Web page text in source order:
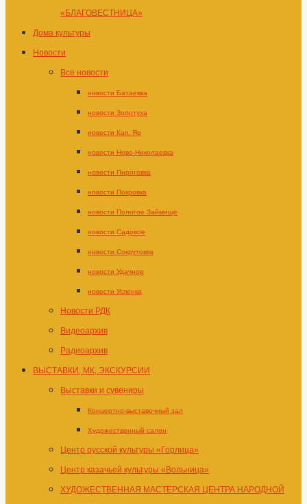
«БЛАГОВЕСТНИЦА»
Дома культуры
Новости
Все новости
новости Батаевка
новости Золотуха
новости Кап. Яр
новости Ново-Николаевка
новости Пироговка
новости Покровка
новости Пологое Займище
новости Садовое
новости Сокрутовка
новости Удачное
новости Успенка
Новости РДК
Видеоархив
Радиоархив
ВЫСТАВКИ, МК, ЭКСКУРСИИ
Выставки и сувениры
Концертно-выставочный зал
Художественный салон
Центр русской культуры «Горлица»
Центр казачьей культуры «Вольница»
ХУДОЖЕСТВЕННАЯ МАСТЕРСКАЯ ЦЕНТРА НАРОДНОЙ